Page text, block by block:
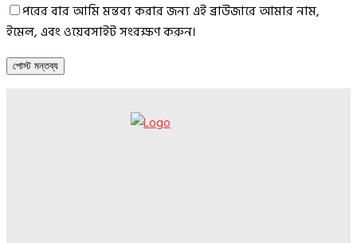
পরের বার আমি মন্তব্য করার জন্য এই ব্রাউজারে আমার নাম,
ইমেল, এবং ওয়েবসাইট সংরক্ষণ করুন।